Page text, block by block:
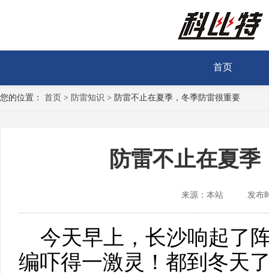
首页
您的位置： 首页 > 防雷知识 > 防雷不止在夏季，冬季防雷很重要
防雷不止在夏
来源：本站 发布
今天早上，长沙响起了
编吓得一激灵！都到冬天